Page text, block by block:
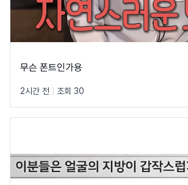
무슨 폰트인가용
2시간 전 조회 30